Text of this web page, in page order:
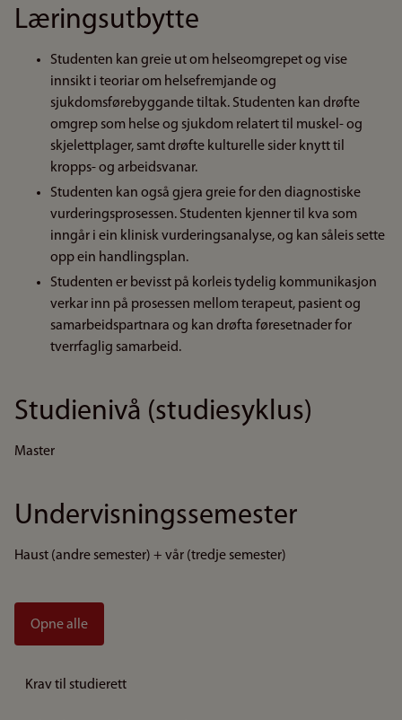
Læringsutbytte
Studenten kan greie ut om helseomgrepet og vise
innsikt i teoriar om helsefremjande og
sjukdomsførebyggande tiltak. Studenten kan drøfte
omgrep som helse og sjukdom relatert til muskel- og
skjelettplager, samt drøfte kulturelle sider knytt til
kropps- og arbeidsvanar.
Studenten kan også gjera greie for den diagnostiske
vurderingsprosessen. Studenten kjenner til kva som
inngår i ein klinisk vurderingsanalyse, og kan såleis sette
opp ein handlingsplan.
Studenten er bevisst på korleis tydelig kommunikasjon
verkar inn på prosessen mellom terapeut, pasient og
samarbeidspartnara og kan drøfta føresetnader for
tverrfaglig samarbeid.
Studienivå (studiesyklus)
Master
Undervisningssemester
Haust (andre semester) + vår (tredje semester)
Opne alle
Krav til studierett